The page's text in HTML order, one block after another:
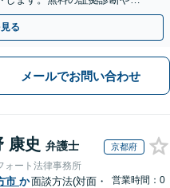
ご相談ください。
る
メールでお問い合わせ
康史 弁護士 京都府
ォート法律事務所
市 か面談方法(対面・
営業時間：0